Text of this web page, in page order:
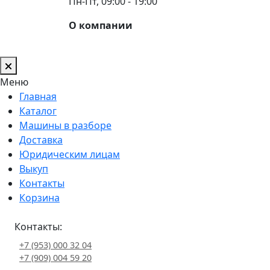
О компании
Меню
Главная
Каталог
Машины в разборе
Доставка
Юридическим лицам
Выкуп
Контакты
Корзина
Контакты:
+7 (953) 000 32 04
+7 (909) 004 59 20